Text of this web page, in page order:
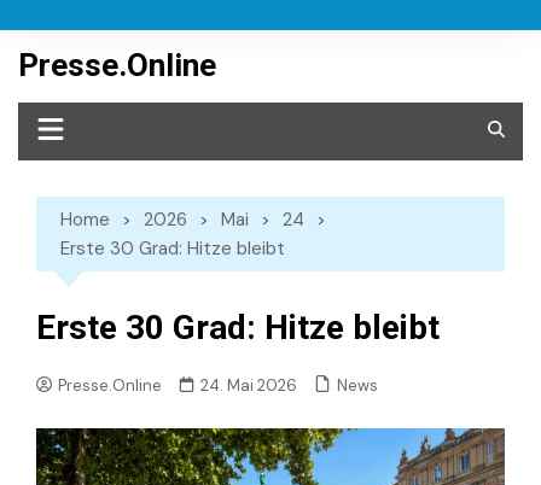
content
Presse.Online
Home 2026 Mai
24
Erste 30 Grad: Hitze bleibt
Erste 30 Grad: Hitze bleibt
Presse.Online 24. Mai 2026 News